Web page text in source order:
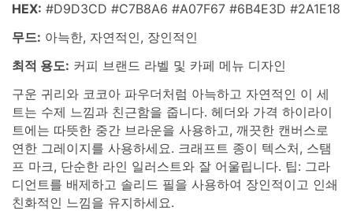
HEX: #D9D3CD #C7B8A6 #A07F67 #6B4E3D #2A1E18
무드: 아늑한, 자연적인, 장인적인
최적 용도: 커피 브랜드 라벨 및 카페 메뉴 디자인
구운 귀리와 코코아 파우더처럼 아늑하고 자연적인 이 세
트는 수제 느낌과 친근함을 줍니다. 헤더와 가격 하이라이
트에는 따뜻한 중간 브라운을 사용하고, 깨끗한 캔버스로
연한 그레이지를 사용하세요. 크래프트 종이 텍스처, 스탬
프 마크, 단순한 라인 일러스트와 잘 어울립니다. 팁: 그라
디언트를 배제하고 솔리드 필을 사용하여 장인적이고 인쇄
친화적인 느낌을 유지하세요.